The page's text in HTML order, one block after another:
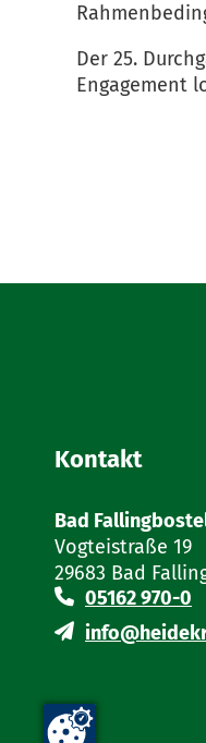
Der 25.
Engagement
Kontakt
Bad
Vogteistraße 19
29683 Bad
05162 970-0